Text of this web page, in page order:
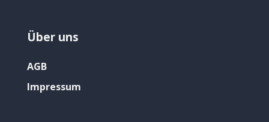
Über uns
AGB
Impressum